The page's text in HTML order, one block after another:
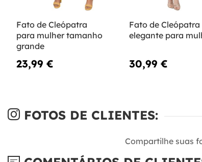
Fato de Cleópatra
para mulher tamanho
grande
23,99 €
Fato de Cleópatra
elegante para
30,99 €
FOTOS DE CLIENTES:
Compartilhe suas